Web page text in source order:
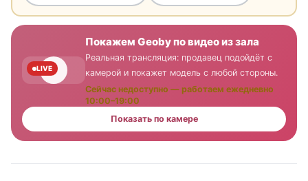
LIVE
Покажем Geoby по видео из зала
Реальная трансляция: продавец подойдёт с
камерой и покажет модель с любой стороны.
Сейчас недоступно — работаем ежедневно
10:00–19:00
Показать по камере